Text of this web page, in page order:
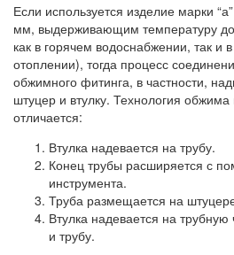
Если используется изделие марки
мм, выдерживающим температуру
как в горячем водоснабжении, так и
отоплении), тогда процесс
обжимного фитинга, в частности,
штуцер и втулку. Технология
отличается:
Втулка надевается на трубу.
Конец трубы расширяется с
инструмента.
Труба размещается на
Втулка надевается на
и трубу.